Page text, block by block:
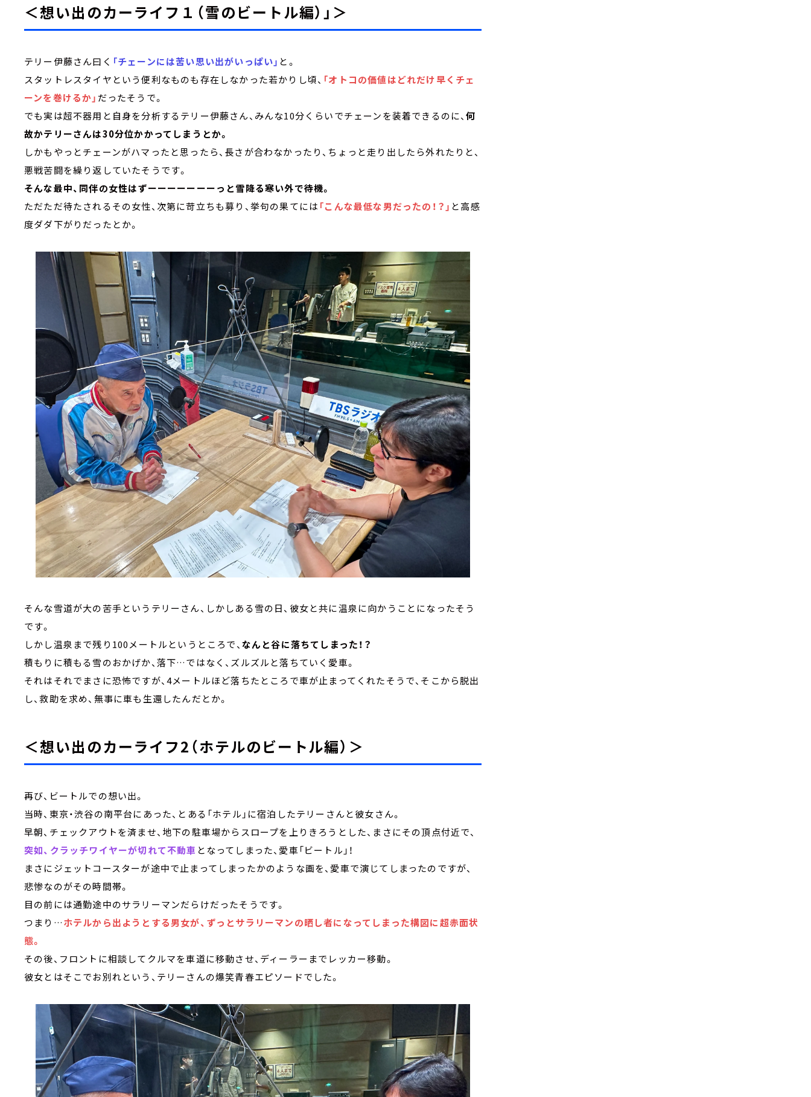
＜想い出のカーライフ１（雪のビートル編）」＞
テリー伊藤さん曰く 「チェーンには苦い思い出がいっぱい」 と。
スタットレスタイヤという便利なものも存在しなかった若かりし頃、 「オトコの価値はどれだけ早くチェ
ーンを巻けるか」 だったそうで。
でも実は超不器用と自身を分析するテリー伊藤さん、みんな10分くらいでチェーンを装着できるのに、何
故かテリーさんは30分位かかってしまうとか。
しかもやっとチェーンがハマったと思ったら、長さが合わなかったり、ちょっと走り出したら外れたりと、
悪戦苦闘を繰り返していたそうです。
そんな最中、同伴の女性はずーーーーーーーっと雪降る寒い外で待機。
ただただ待たされるその女性、次第に苛立ちも募り、挙句の果てには 「こんな最低な男だったの！？」 と高感
度ダダ下がりだったとか。
そんな雪道が大の苦手というテリーさん、しかしある雪の日、彼女と共に温泉に向かうことになったそう
です。
しかし温泉まで残り100メートルというところで、 なんと谷に落ちてしまった！？
積もりに積もる雪のおかげか、落下…ではなく、ズルズルと落ちていく愛車。
それはそれでまさに恐怖ですが、4メートルほど落ちたところで車が止まってくれたそうで、そこから脱出
し、救助を求め、無事に車も生還したんだとか。
＜想い出のカーライフ2（ホテルのビートル編）＞
再び、ビートルでの想い出。
当時、東京・渋谷の南平台にあった、とある「ホテル」に宿泊したテリーさんと彼女さん。
早朝、チェックアウトを済ませ、地下の駐車場からスロープを上りきろうとした、まさにその頂点付近で、
突如、クラッチワイヤーが切れて不動車 となってしまった、愛車「ビートル」！
まさにジェットコースターが途中で止まってしまったかのような画を、愛車で演じてしまったのですが、
悲惨なのがその時間帯。
目の前には通勤途中のサラリーマンだらけだったそうです。
つまり…ホテルから出ようとする男女が、ずっとサラリーマンの晒し者になってしまった構図に超赤面状
態。
その後、フロントに相談してクルマを車道に移動させ、ディーラーまでレッカー移動。
彼女とはそこでお別れという、テリーさんの爆笑青春エピソードでした。